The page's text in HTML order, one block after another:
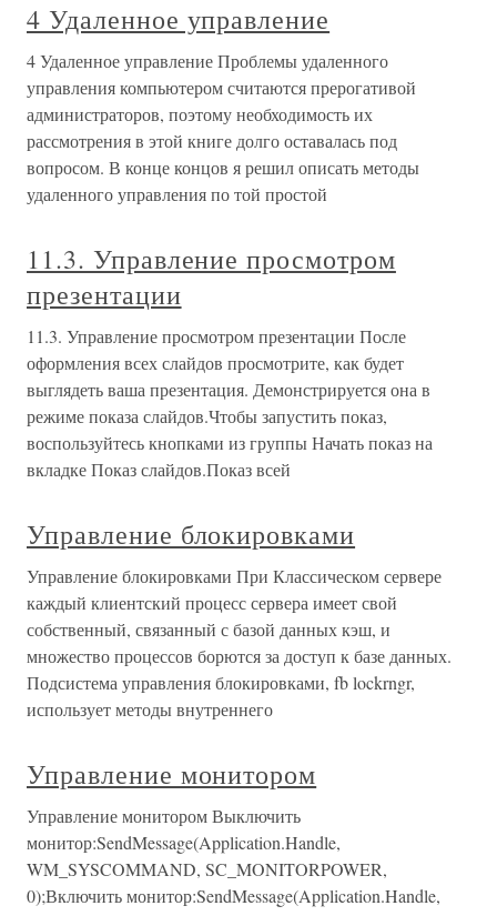
4 Удаленное управление
4 Удаленное управление Проблемы удаленного
управления компьютером считаются прерогативой
администраторов, поэтому необходимость их
рассмотрения в этой книге долго оставалась под
вопросом. В конце концов я решил описать методы
удаленного управления по той простой
11.3. Управление просмотром
презентации
11.3. Управление просмотром презентации После
оформления всех слайдов просмотрите, как будет
выглядеть ваша презентация. Демонстрируется она в
режиме показа слайдов.Чтобы запустить показ,
воспользуйтесь кнопками из группы Начать показ на
вкладке Показ слайдов.Показ всей
Управление блокировками
Управление блокировками При Классическом сервере
каждый клиентский процесс сервера имеет свой
собственный, связанный с базой данных кэш, и
множество процессов борются за доступ к базе данных.
Подсистема управления блокировками, fb lockrngr,
использует методы внутреннего
Управление монитором
Управление монитором Выключить
монитор:SendMessage(Application.Handle,
WM_SYSCOMMAND, SC_MONITORPOWER,
0);Включить монитор:SendMessage(Application.Handle,